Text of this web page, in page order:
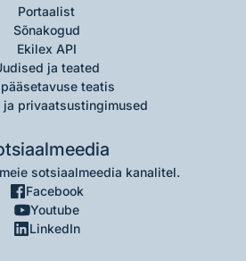
Portaalist
Sõnakogud
Ekilex API
ja teated
teatis
ja privaatsustingimused
sotsiaalmeedia kanalitel.
Facebook
Youtube
LinkedIn